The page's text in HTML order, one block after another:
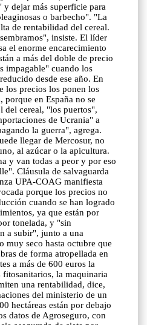
y dejar más superficie para
o barbecho". "La
de rentabilidad del cereal.
insiste. El líder
el enorme encarecimiento
a más del doble de precio
impagable" cuando los
desde ese año. En
los precios los ponen los
porque en España no se
del cereal, "los puertos",
de Ucrania" a
la guerra", agrega.
llegar de Mercosur, no
al azúcar o la apicultura.
y van todas a peor y por eso
Cláusula de salvaguarda
UPA-COAG manifiesta
porque los precios no
cuando se han logrado
ya que están por
tonelada, y "sin
a subir", junto a una
muy seco hasta octubre que
de forma atropellada en
a más de 600 euros la
fitosanitarios, la maquinaria
una rentabilidad, dice,
del ministerio de un
hectáreas están por debajo
datos de Agroseguro, con